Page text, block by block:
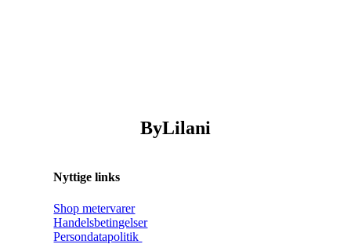
ByLilani
Nyttige links
Shop metervarer
Handelsbetingelser
Persondatapolitik